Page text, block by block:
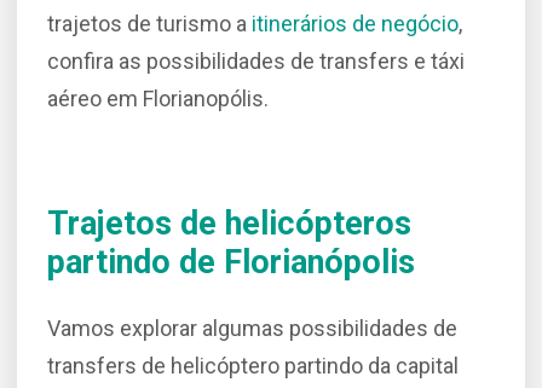
trajetos de turismo a itinerários de negócio,
confira as possibilidades de transfers e táxi
aéreo em Florianopólis.
Trajetos de helicópteros
partindo de Florianópolis
Vamos explorar algumas possibilidades de
transfers de helicóptero partindo da capital